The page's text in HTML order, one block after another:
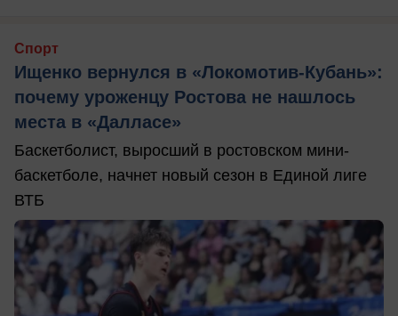
Спорт
Ищенко вернулся в «Локомотив-Кубань»:
почему уроженцу Ростова не нашлось
места в «Далласе»
Баскетболист, выросший в ростовском мини-
баскетболе, начнет новый сезон в Единой лиге
ВТБ